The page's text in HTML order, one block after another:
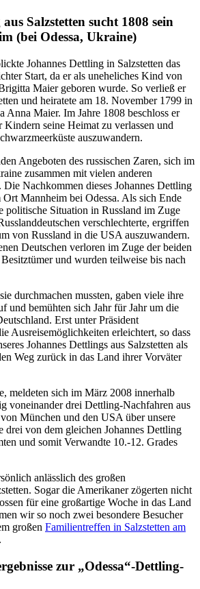
Salzstetten sucht 1808 sein
(bei Odessa, Ukraine)
Johannes Dettling in Salzstetten das
Start, da er als uneheliches Kind von
Maier geboren wurde. So verließ er
und heiratete am 18. November 1799 in
Anna Maier. Im Jahre 1808 beschloss er
seine Heimat zu verlassen und
auszuwandern.
Angeboten des russischen Zaren, sich im
zusammen mit vielen anderen
Die Nachkommen dieses Johannes Dettling
Mannheim bei Odessa. Als sich Ende
politische Situation in Russland im Zuge
verschlechterte, ergriffen
von Russland in die USA auszuwandern.
Deutschen verloren im Zuge der beiden
und wurden teilweise bis nach
durchmachen mussten, gaben viele ihre
und bemühten sich Jahr für Jahr um die
Erst unter Präsident
Ausreisemöglichkeiten erleichtert, so dass
Johannes Dettlings aus Salzstetten als
Weg zurück in das Land ihrer Vorväter
meldeten sich im März 2008 innerhalb
voneinander drei Dettling-Nachfahren aus
München und den USA über unsere
drei von dem gleichen Johannes Dettling
und somit Verwandte 10.-12. Grades
anlässlich des großen
Sogar die Amerikaner zögerten nicht
für eine großartige Woche in das Land
wir so noch zwei besondere Besucher
großen Familientreffen in Salzstetten am
zur „Odessa“-Dettling-